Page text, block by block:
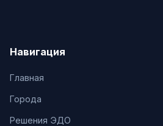
Навигация
Главная
Города
Решения ЭДО